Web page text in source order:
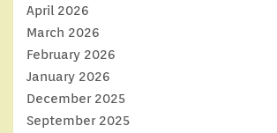
April 2026
March 2026
February 2026
January 2026
December 2025
September 2025